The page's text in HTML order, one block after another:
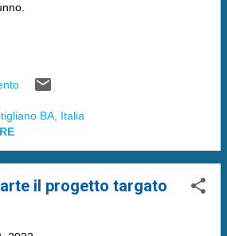
BA, Italia
il progetto targato